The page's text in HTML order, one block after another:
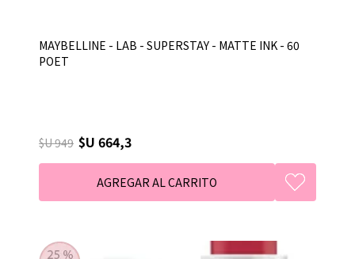
MAYBELLINE - LAB - SUPERSTAY - MATTE INK - 60
POET
$U 949 $U 664,3